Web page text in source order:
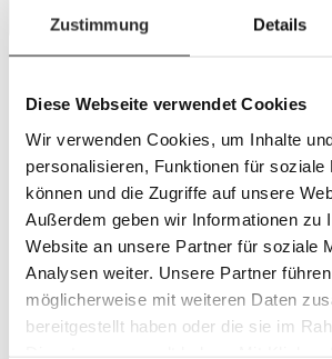
Zustimmung Details
Diese Webseite verwendet Cookies
Wir verwenden Cookies, um Inhalte
personalisieren, Funktionen für soziale
können und die Zugriffe auf unsere
Außerdem geben wir Informationen zu
Website an unsere Partner für soziale
Analysen weiter. Unsere Partner
möglicherweise mit weiteren Daten
bereitgestellt haben oder die sie im